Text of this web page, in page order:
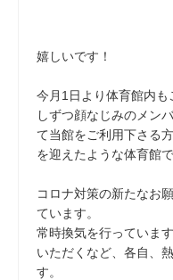
嬉しいです！
今月1日より体育館内
しずつ顔なじみのメン
て当館をご利用下さる
を迎えたような体育館で
コロナ対策の新たなお
ています。
常時換気を行っていま
いただくなど、各自、
す。